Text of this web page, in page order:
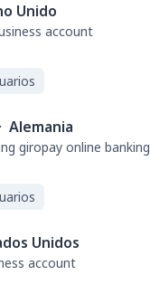
Unido
account
· Alemania
giropay online banking
Unidos
account